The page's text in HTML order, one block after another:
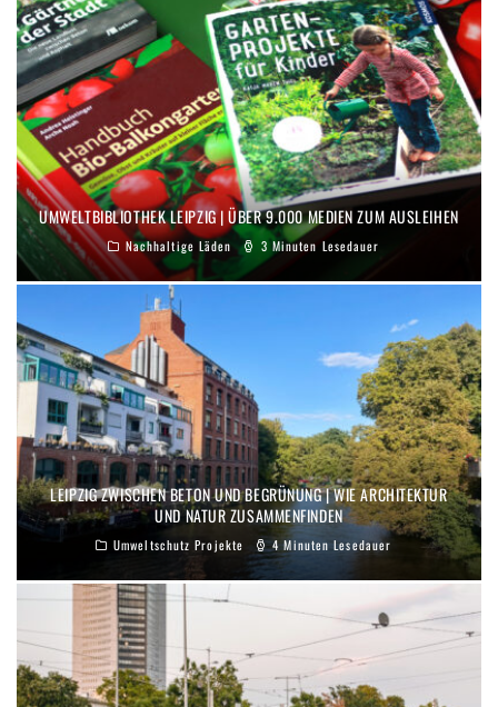
UMWELTBIBLIOTHEK LEIPZIG | ÜBER 9.000 MEDIEN ZUM AUSLEIHEN
Nachhaltige Läden 3 Minuten Lesedauer
LEIPZIG ZWISCHEN BETON UND BEGRÜNUNG | WIE ARCHITEKTUR
UND NATUR ZUSAMMENFINDEN
Umweltschutz Projekte 4 Minuten Lesedauer